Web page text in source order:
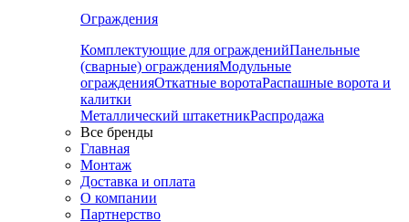
Ограждения
Комплектующие для огражденийПанельные
(сварные) огражденияМодульные
огражденияОткатные воротаРаспашные ворота и
калитки
Металлический штакетникРаспродажа
Все бренды
Главная
Монтаж
Доставка и оплата
О компании
Партнерство